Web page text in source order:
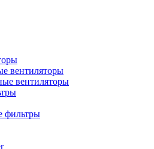
вентиляторы
вентиляторы
фильтры